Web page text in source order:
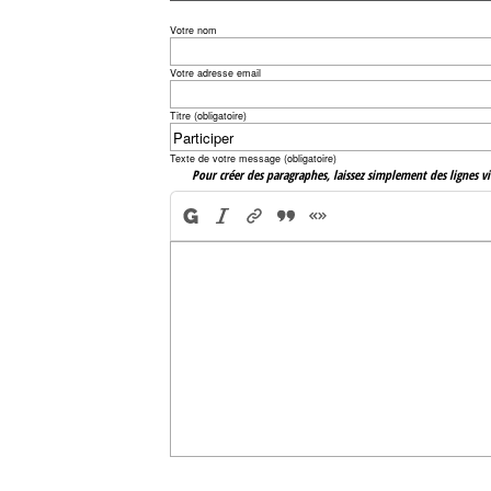
Votre nom
Votre adresse email
Titre (obligatoire)
Texte de votre message (obligatoire)
Pour créer des paragraphes, laissez simplement des lignes